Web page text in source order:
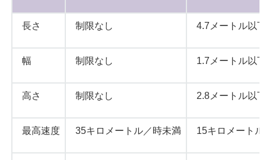
長さ 制限なし 4.7メートル以
幅 制限なし 1.7メートル以
高さ 制限なし 2.8メートル以
最高速度 35キロメートル／時未満 15キロメート